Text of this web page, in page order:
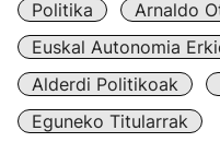
Politika
Arnaldo
Euskal Autonomia
Alderdi Politikoak
Eguneko Titularrak